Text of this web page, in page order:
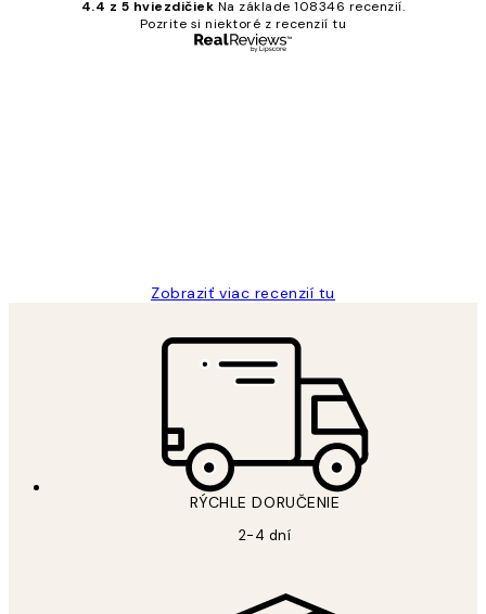
4.4 z 5 hviezdičiek Na základe 108346 recenzií.
Pozrite si niektoré z recenzií tu
Zobraziť viac recenzií tu
RÝCHLE DORUČENIE
2-4 dní